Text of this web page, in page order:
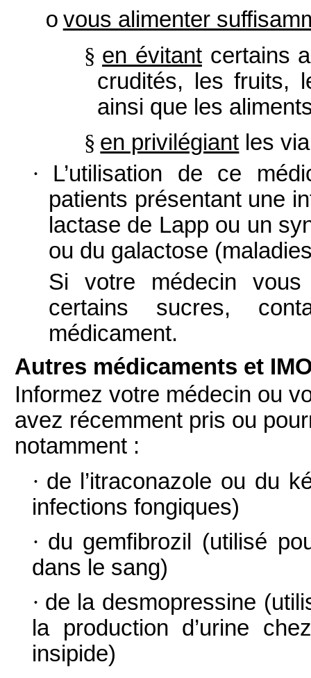
o vous alimenter
§ en évitantcertains
crudités, les fruits,
ainsi que les
§ en privilégiant les
·
L’utilisation de ce
patients présentant une
lactase de Lapp ou un
ou du galactose
Si votre médecin vous
certains sucres,
médicament.
Autres médicaments et
Informez votre médecin ou
avez récemment pris ou
notamment :
· de l’itraconazole ou du
infections fongiques)
· du gemfibrozil (utilisé
dans le sang)
· de la desmopressine
la production d’urine
insipide)